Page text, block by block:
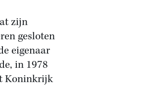
zijn
gesloten
eigenaar
in 1978
Koninkrijk